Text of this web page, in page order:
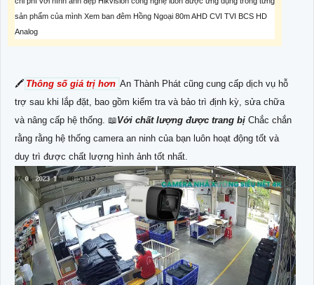
sản phẩm của mình Xem ban đêm Hồng Ngoại 80m AHD CVI TVI BCS HD
Analog
🖍 Thông số giá trị hơn An Thành Phát cũng cung cấp dịch vụ hỗ
trợ sau khi lắp đặt, bao gồm kiểm tra và bảo trì định kỳ, sửa chữa
và nâng cấp hệ thống. 📖Với chất lượng được trang bị Chắc chắn
rằng rằng hệ thống camera an ninh của bạn luôn hoạt động tốt và
duy trì được chất lượng hình ảnh tốt nhất.